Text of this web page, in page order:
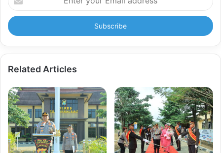
your
Email
address
Related Articles